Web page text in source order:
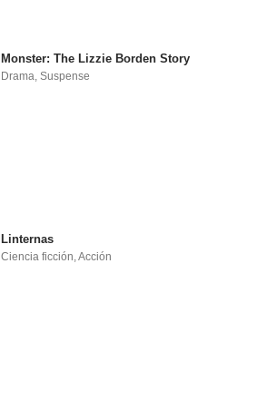
Monster: The Lizzie Borden Story
Drama,Suspense
Linternas
Ciencia ficción ,Acción